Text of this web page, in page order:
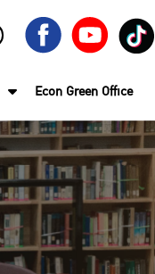
Econ Green Office